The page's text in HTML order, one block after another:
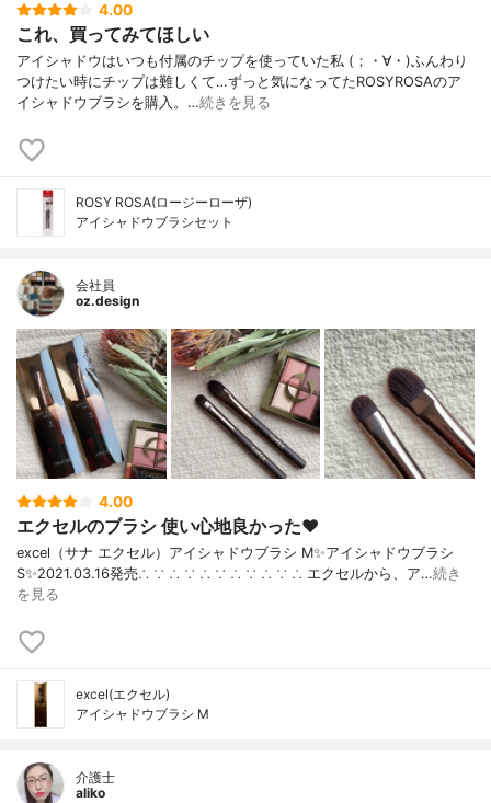
4.00
これ、買ってみてほしい
アイシャドウはいつも付属のチップを使っていた私 (；・∀・)ふんわり
つけたい時にチップは難しくて…ずっと気になってたROSYROSAのア
イシャドウブラシを購入。…続きを見る
ROSY ROSA(ロージーローザ)
アイシャドウブラシセット
会社員
oz.design
4.00
エクセルのブラシ 使い心地良かった❤︎
excel（サナ エクセル）アイシャドウブラシ M✨アイシャドウブラシ
S✨2021.03.16発売∴ ∵ ∴ ∵ ∴ ∵ ∴ ∵ ∴ ∵ ∴ エクセルから、ア…続き
を見る
excel(エクセル)
アイシャドウブラシ M
介護士
aliko